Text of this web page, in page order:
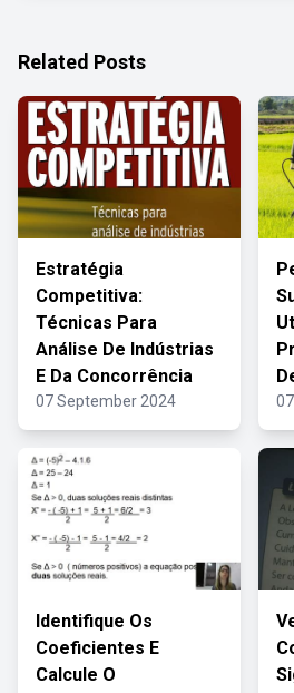
Related Posts
Estratégia
Competitiva:
Técnicas Para
Análise De Indústrias
E Da Concorrência
07 September 2024
Identifique Os
Coeficientes E
Calcule O